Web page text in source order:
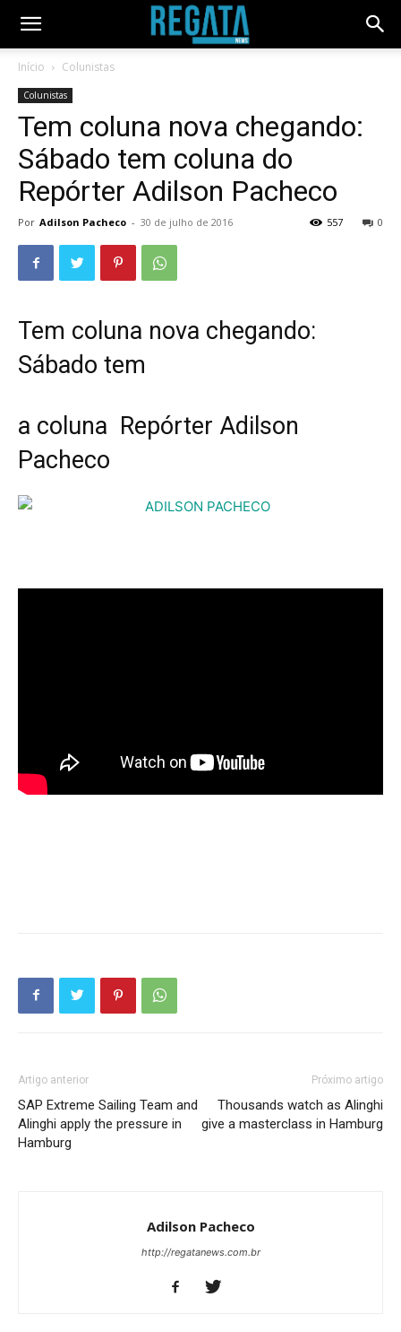
Início Colunistas
Colunistas
Tem coluna nova chegando:
Sábado tem coluna do
Repórter Adilson Pacheco
Por Adilson Pacheco - 30 de julho de 2016 0
557
Tem coluna nova chegando:
Sábado tem
a coluna Repórter Adilson
Pacheco
Artigo anterior
SAP Extreme Sailing Team and
Alinghi apply the pressure in
Hamburg
Próximo artigo
Thousands watch as Alinghi
give a masterclass in Hamburg
Adilson Pacheco
http://regatanews.com.br